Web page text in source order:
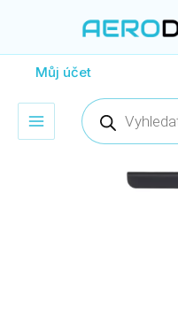
obsah
Můj účet
Products
search